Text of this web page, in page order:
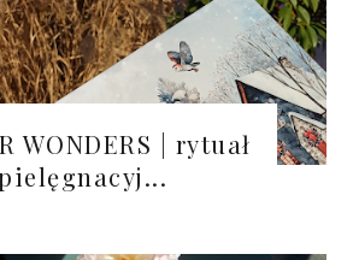
WONDERS | rytuał